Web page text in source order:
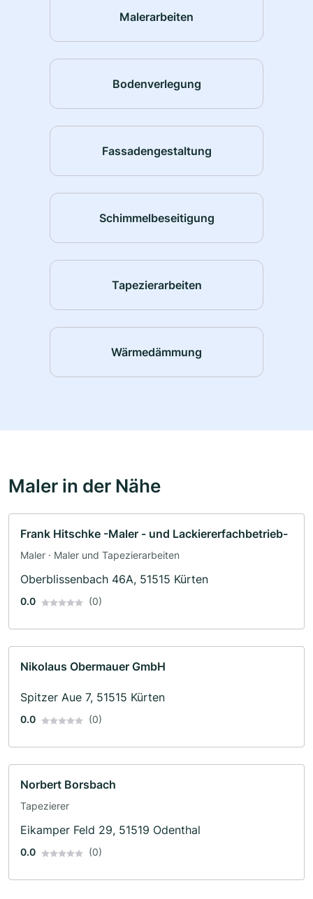
Malerarbeiten
Bodenverlegung
Fassadengestaltung
Schimmelbeseitigung
Tapezierarbeiten
Wärmedämmung
Maler in der Nähe
Frank Hitschke -Maler - und Lackiererfachbetrieb-
Maler · Maler und Tapezierarbeiten
Oberblissenbach 46A, 51515 Kürten
0.0 (0)
Nikolaus Obermauer GmbH
Spitzer Aue 7, 51515 Kürten
0.0 (0)
Norbert Borsbach
Tapezierer
Eikamper Feld 29, 51519 Odenthal
0.0 (0)